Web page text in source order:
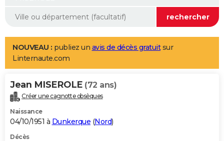
Mobiles
Meilleur smartphone
Internet
Ordinateurs
Jeux vidéo
Guide high-tech
Aménagement intérieur
LIFESTYLE
Art de vivre
Bien-être
Loisirs
Mode
Modes de vie
Alimentation
Guide de la santé
Maladies
Médicaments
Sommeil
VOYAGE
Destinations
City break
Voyage nature
Voyage de noces
Forum
Climat
+PHOTO
GUIDES D'ACHAT
NOUVEAU : publiez un avis de décès gratuitsur
Linternaute.com
Jean MISEROLE (72 ans)
Créer une cagnotte obsèques
Naissance
04/10/1951 à Dunkerque (Nord)
Décès